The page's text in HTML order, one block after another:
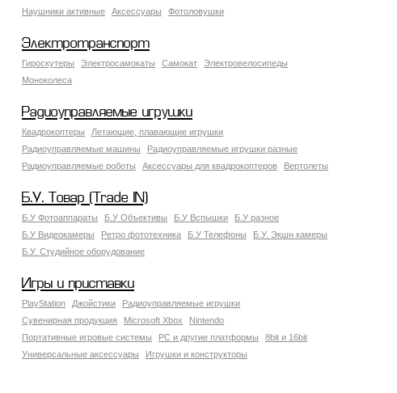
Наушники активные
Аксессуары Фотоловушки
Электротранспорт
Гироскутеры Электросамокаты Самокат
Электровелосипеды
Моноколеса
Радиоуправляемые игрушки
Квадрокоптеры
Летающие, плавающие игрушки
Радиоуправляемые машины
Радиоуправляемые игрушки разные
Радиоуправляемые роботы
Аксессуары для квадрокоптеров Вертолеты
Б.У. Товар (Trade IN)
Б.У Фотоаппараты Б.У Объективы Б.У Вспышки
Б.У разное
Б.У Видеокамеры
Ретро фототехника Б.У Телефоны
Б.У. Экшн камеры
Б.У. Студийное оборудование
Игры и приставки
PlayStation Джойстики
Радиоуправляемые игрушки
Сувенирная продукция
Microsoft Xbox
Nintendo
Портативные игровые системы
PC и другие платформы
8bit и 16bit
Универсальные аксессуары
Игрушки и конструкторы